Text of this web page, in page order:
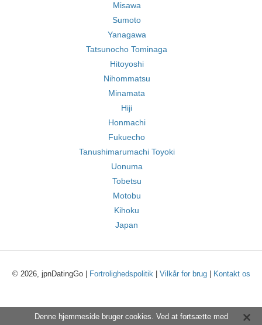
Misawa
Sumoto
Yanagawa
Tatsunocho Tominaga
Hitoyoshi
Nihommatsu
Minamata
Hiji
Honmachi
Fukuecho
Tanushimarumachi Toyoki
Uonuma
Tobetsu
Motobu
Kihoku
Japan
© 2026, jpnDatingGo | Fortrolighedspolitik| Vilkår for brug| Kontakt os
Denne hjemmeside bruger cookies. Ved at fortsætte med